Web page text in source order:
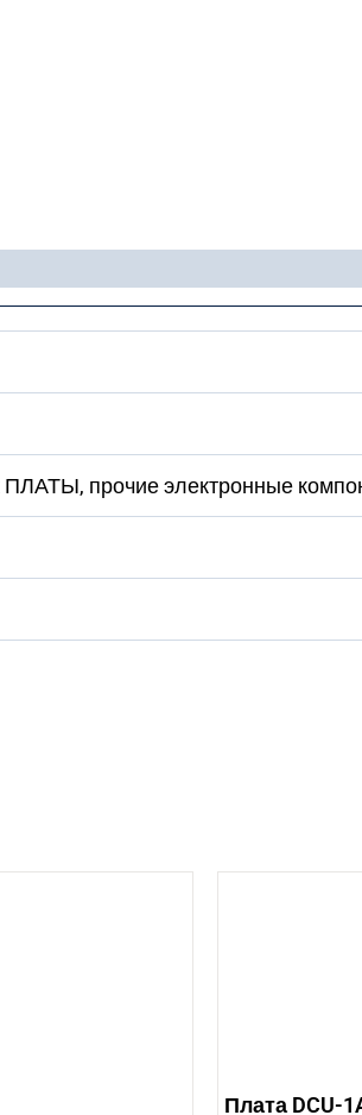
ПЛАТЫ, прочие электронные
Плата DCU-